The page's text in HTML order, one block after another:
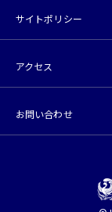
サイトポリシー
アクセス
お問い合わせ